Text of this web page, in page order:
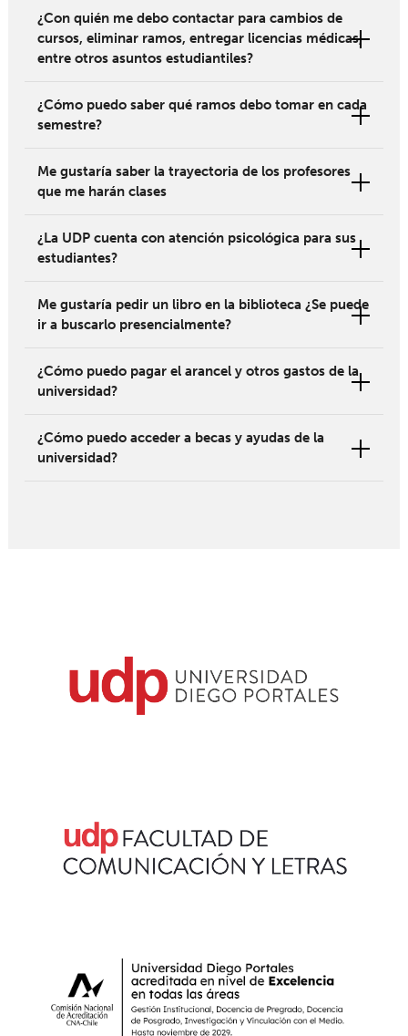
¿Con quién me debo contactar para cambios de
cursos, eliminar ramos, entregar licencias médicas,
entre otros asuntos estudiantiles?
¿Cómo puedo saber qué ramos debo tomar en cada
semestre?
Me gustaría saber la trayectoria de los profesores
que me harán clases
¿La UDP cuenta con atención psicológica para sus
estudiantes?
Me gustaría pedir un libro en la biblioteca ¿Se puede
ir a buscarlo presencialmente?
¿Cómo puedo pagar el arancel y otros gastos de la
universidad?
¿Cómo puedo acceder a becas y ayudas de la
universidad?